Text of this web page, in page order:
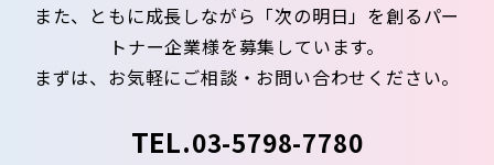
また、ともに成長しながら「次の明日」を創るパー
トナー企業様を募集しています。
まずは、お気軽にご相談・お問い合わせください。
TEL.03-5798-7780